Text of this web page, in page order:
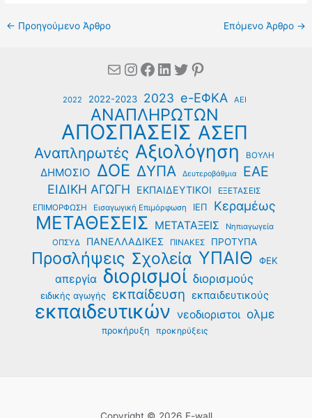
← Προηγούμενο Άρθρο Επόμενο Άρθρο →
MailInstagram
Facebook
Linkedin
Twitter
Pinterest
2022 2022-2023 2023 e-ΕΦΚΑ ΑΕΙ
ΑΝΑΠΛΗΡΩΤΩΝ
ΑΠΟΣΠΑΣΕΙΣ ΑΣΕΠ
Αναπληρωτές Αξιολόγηση ΒΟΥΛΗ
ΔΗΜΟΣΙΟ ΔΟΕ ΔΥΠΑ Δευτεροβάθμια ΕΑΕ
ΕΙΔΙΚΗ ΑΓΩΓΗ ΕΚΠΑΙΔΕΥΤΙΚΟΙ ΕΞΕΤΑΣΕΙΣ
ΕΠΙΜΟΡΦΩΣΗ Εισαγωγική Επιμόρφωση ΙΕΠ Κεραμέως
ΜΕΤΑΘΕΣΕΙΣ ΜΕΤΑΤΑΞΕΙΣ
Νηπιαγωγεία
ΟΠΣΥΔ
ΠΑΝΕΛΛΑΔΙΚΕΣ ΠΙΝΑΚΕΣ ΠΡΟΤΥΠΑ
Προσλήψεις Σχολεία ΥΠΑΙΘ ΦΕΚ
απεργία διορισμοί διορισμούς
ειδικής αγωγής εκπαίδευση εκπαιδευτικούς
εκπαιδευτικών νεοδιοριστοι ολμε
προκήρυξη προκηρύξεις